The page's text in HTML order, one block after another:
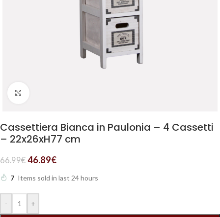
Cassettiera Bianca in Paulonia – 4 Cassetti
– 22x26xH77 cm
66.99€ 46.89€
7 Items sold in last 24 hours
- +